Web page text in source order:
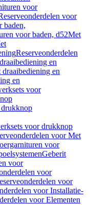
voor
voor
baden,
voor baden, d52Met
Reserveonderdelen
en
en
en
voor
drukknop
voor drukknop
voor Met
voor
Geberit
voor
voor
voor
voor Installatie-
voor Elementen